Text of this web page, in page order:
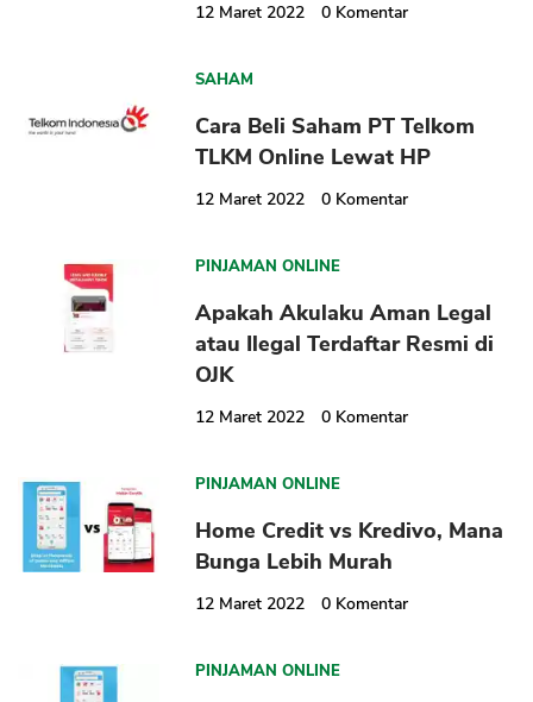
12 Maret 2022 0 Komentar
SAHAM
Cara Beli Saham PT Telkom
TLKM Online Lewat HP
12 Maret 2022 0 Komentar
PINJAMAN ONLINE
Apakah Akulaku Aman Legal
atau Ilegal Terdaftar Resmi di
OJK
12 Maret 2022 0 Komentar
PINJAMAN ONLINE
Home Credit vs Kredivo, Mana
Bunga Lebih Murah
12 Maret 2022 0 Komentar
PINJAMAN ONLINE